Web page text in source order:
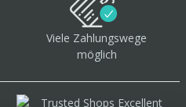
Viele Zahlungswege
möglich